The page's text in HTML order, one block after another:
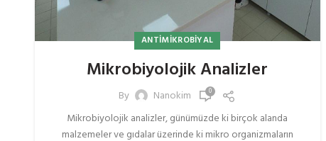
ANTIMIKROBIYAL
Mikrobiyolojik Analizler
By Nanokim 0
Mikrobiyolojik analizler, günümüzde ki birçok alanda
malzemeler ve gıdalar üzerinde ki mikro organizmaların